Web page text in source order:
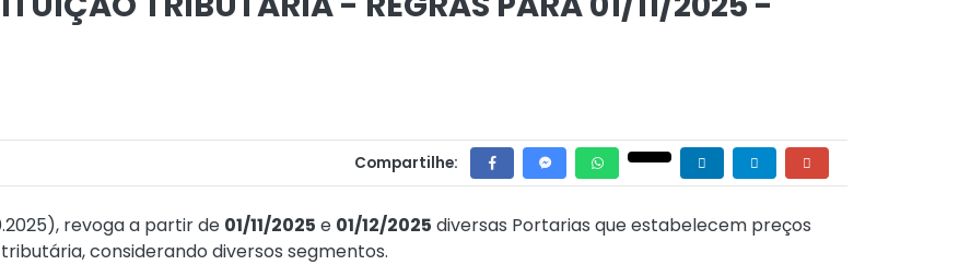
Compartilhe:
revoga a partir de 01/11/2025 e 01/12/2025 diversas Portarias que estabelecem preços
considerando diversos segmentos.